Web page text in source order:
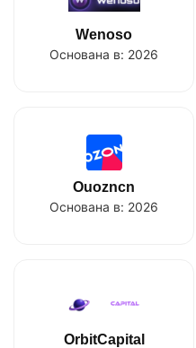
Wenoso
Основана в: 2026
Ouozncn
Основана в: 2026
OrbitCapital